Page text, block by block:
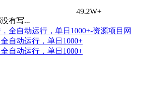
49.2W+
有写...
自动运行，单日1000+
自动运行，单日1000+